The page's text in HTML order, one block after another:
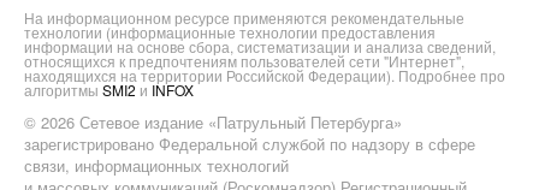
На информационном ресурсе применяются рекомендательные
технологии (информационные технологии предоставления
информации на основе сбора, систематизации и анализа сведений,
относящихся к предпочтениям пользователей сети "Интернет",
находящихся на территории Российской Федерации). Подробнее про
алгоритмы SMI2 и INFOX
© 2026 Сетевое издание «Патрульный Петербурга»
зарегистрировано Федеральной службой по надзору в сфере
связи, информационных технологий